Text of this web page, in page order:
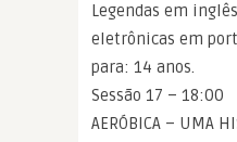
Legendas em
eletrônicas em
para: 14 anos.
Sessão 17 – 18:00
AERÓBICA – UMA